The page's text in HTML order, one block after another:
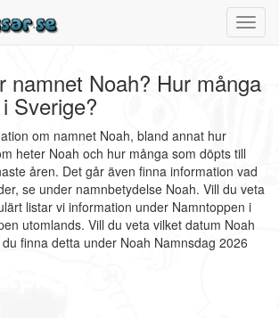
namnet Noah? Hur många
Sverige?
om namnet Noah, bland annat hur
heter Noah och hur många som döpts till
åren. Det går även finna information vad
se under namnbetydelse Noah. Vill du veta
listar vi information under Namntoppen i
utomlands. Vill du veta vilket datum Noah
finna detta under Noah Namnsdag 2026